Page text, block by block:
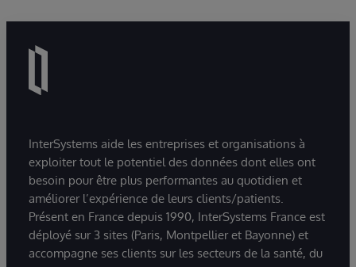
InterSystems aide les entreprises et organisations à
exploiter tout le potentiel des données dont elles ont
besoin pour être plus performantes au quotidien et
améliorer l’expérience de leurs clients/patients.
Présent en France depuis 1990, InterSystems France est
déployé sur 3 sites (Paris, Montpellier et Bayonne) et
accompagne ses clients sur les secteurs de la santé, du